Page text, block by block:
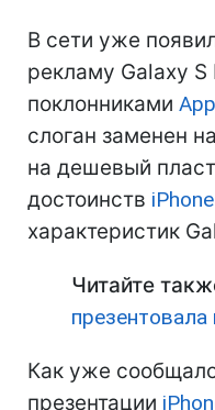
В сети уже
рекламу Galaxy
поклонниками
слоган заменен
на дешевый
достоинств iPhone
характеристик
Читайте
Как уже
презентации